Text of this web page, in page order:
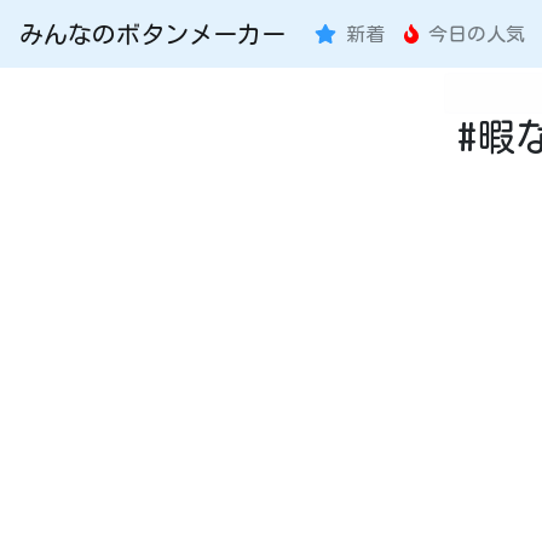
みんなのボタンメーカー 新着 今日の人気
#暇